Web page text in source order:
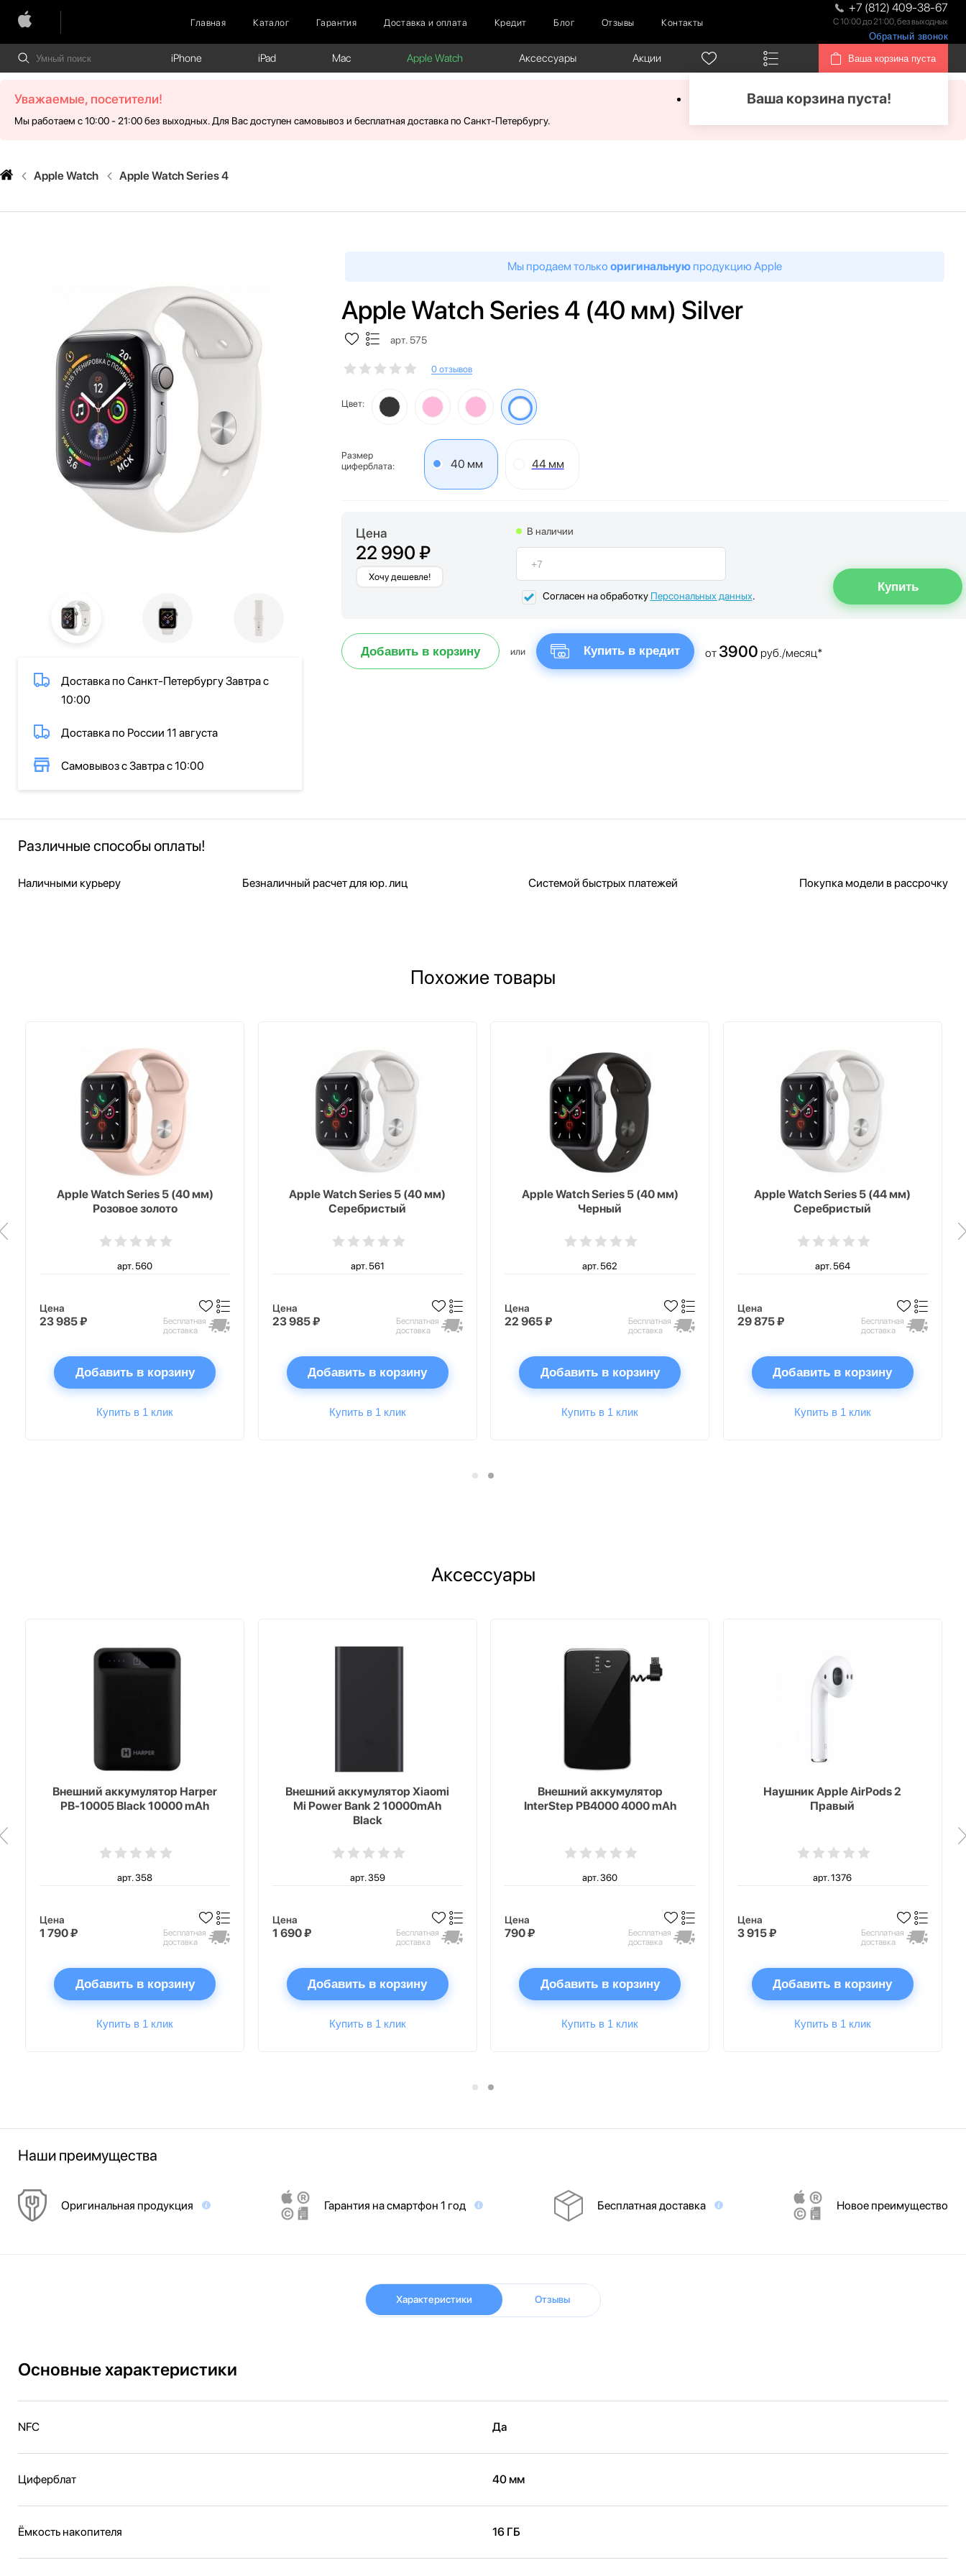
Главная Каталог Гарантия Доставка и оплата Кредит Блог Отзывы Контакты
+7 (812) 409-38-67
С 10:00 до 21:00, без выходных
Обратный звонок
iPhone iPad Mac Apple Watch Аксессуары Акции Ваша корзина пуста
Ваша корзина пуста!
Уважаемые, посетители!
Мы работаем с 10:00 - 21:00 без выходных. Для Вас доступен самовывоз и бесплатная доставка по Санкт-Петербургу.
Apple Watch Apple Watch Series 4
Доставка по Санкт-Петербургу Завтра с
10:00
Доставка по России 11 августа
Самовывоз с Завтра с 10:00
Мы продаем только оригинальную продукцию Apple
Apple Watch Series 4 (40 мм) Silver
арт. 575
0 отзывов
Цвет:
Размер
циферблата:
40 мм 44 мм
Цена
22 990 ₽
Хочу дешевле!
В наличии
Согласен на обработку Персональных данных.
Добавить в корзину или Купить в кредит от 3900 руб./месяц*
Различные способы оплаты!
Наличными курьеру Безналичный расчет для юр. лиц Системой быстрых платежей Покупка модели в рассрочку
Похожие товары
Apple Watch Series 5 (40 мм)
Розовое золото
арт. 560
Цена
23 985 ₽
Бесплатная
доставка
Добавить в корзину
Купить в 1 клик
Apple Watch Series 5 (40 мм)
Серебристый
арт. 561
Цена
23 985 ₽
Бесплатная
доставка
Добавить в корзину
Купить в 1 клик
Apple Watch Series 5 (40 мм)
Черный
арт. 562
Цена
22 965 ₽
Бесплатная
доставка
Добавить в корзину
Купить в 1 клик
Apple Watch Series 5 (44 мм)
Серебристый
арт. 564
Цена
29 875 ₽
Бесплатная
доставка
Добавить в корзину
Купить в 1 клик
Аксессуары
Внешний аккумулятор Harper
PB-10005 Black 10000 mAh
арт. 358
Цена
1 790 ₽
Бесплатная
доставка
Добавить в корзину
Купить в 1 клик
Внешний аккумулятор Xiaomi
Mi Power Bank 2 10000mAh
Black
арт. 359
Цена
1 690 ₽
Бесплатная
доставка
Добавить в корзину
Купить в 1 клик
Внешний аккумулятор
InterStep PB4000 4000 mAh
арт. 360
Цена
790 ₽
Бесплатная
доставка
Добавить в корзину
Купить в 1 клик
Наушник Apple AirPods 2
Правый
арт. 1376
Цена
3 915 ₽
Бесплатная
доставка
Добавить в корзину
Купить в 1 клик
Наши преимущества
Оригинальная продукция Гарантия на смартфон 1 год Бесплатная доставка Новое преимущество
Характеристики Отзывы
Основные характеристики
NFC Да
Циферблат 40 мм
Ёмкость накопителя 16 ГБ